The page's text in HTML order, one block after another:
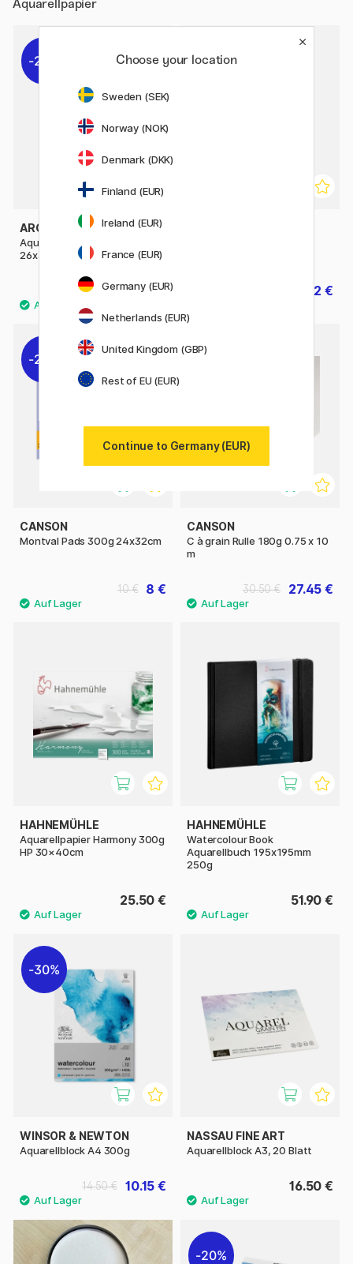
Aquarellpapier
20%
ARCHES
Aquarellpapier CP 300g
26x36 cm
37.52 €
46.90 €
20%
13.52 €
20%
CANSON
Montval Pads 300g 24x32cm
8 €
10 €
10%
CANSON
C à grain Rulle 180g 0.75 x 10
m
27.45 €
30.50 €
HAHNEMÜHLE
Aquarellpapier Harmony 300g
HP 30×40cm
25.50 €
HAHNEMÜHLE
Watercolour Book
Aquarellbuch 195x195mm
250g
51.90 €
30%
WINSOR & NEWTON
Aquarellblock A4 300g
10.15 €
14.50 €
NASSAU FINE ART
Aquarellblock A3, 20 Blatt
16.50 €
20%
Choose your location
Sweden (SEK)
Norway (NOK)
Denmark (DKK)
Finland (EUR)
Ireland (EUR)
France (EUR)
Germany (EUR)
Netherlands (EUR)
United Kingdom (GBP)
Rest of EU (EUR)
Continue to Germany (EUR)